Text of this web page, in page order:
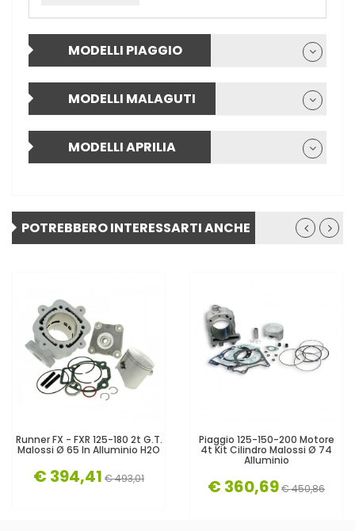
MODELLI PIAGGIO
MODELLI MALAGUTI
MODELLI APRILIA
POTREBBERO INTERESSARTI ANCHE
Runner FX - FXR 125-180 2t G.T.
Malossi Ø 65 In Alluminio H2O
€ 394,41 € 493,01
Piaggio 125-150-200 Motore
4t Kit Cilindro Malossi Ø 74
Alluminio
€ 360,69€ 450,86